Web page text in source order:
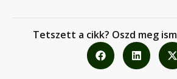
Tetszett a cikk? Oszd meg